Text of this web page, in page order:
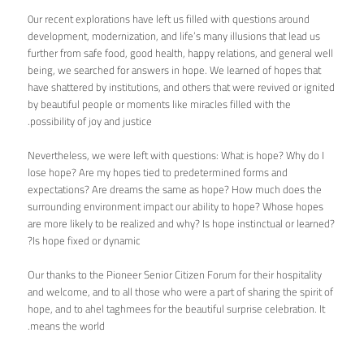
0ur recent explorations have left us filled with questions around
development, modernization, and life’s many illusions that lead us
further from safe food, good health, happy relations, and general well
being, we searched for answers in hope. We learned of hopes that
have shattered by institutions, and others that were revived or ignited
by beautiful people or moments like miracles filled with the
possibility of joy and justice.
Nevertheless, we were left with questions: What is hope? Why do I
lose hope? Are my hopes tied to predetermined forms and
expectations? Are dreams the same as hope? How much does the
surrounding environment impact our ability to hope? Whose hopes
are more likely to be realized and why? Is hope instinctual or learned?
Is hope fixed or dynamic?
Our thanks to the Pioneer Senior Citizen Forum for their hospitality
and welcome, and to all those who were a part of sharing the spirit of
hope, and to ahel taghmees for the beautiful surprise celebration. It
means the world.